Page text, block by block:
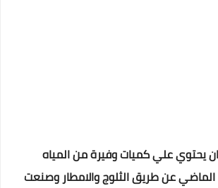
يحتوي علي كميات وفيرة من المياه
عن طريق الثلوج والامطار وصنعت